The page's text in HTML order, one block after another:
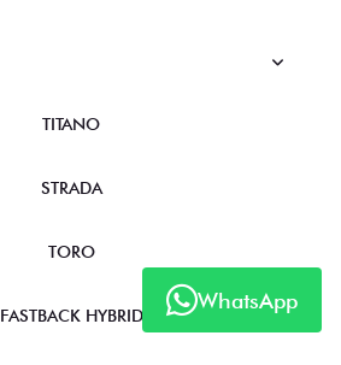
WhatsApp
TITANO
STRADA
TORO
FASTBACK HYBRID